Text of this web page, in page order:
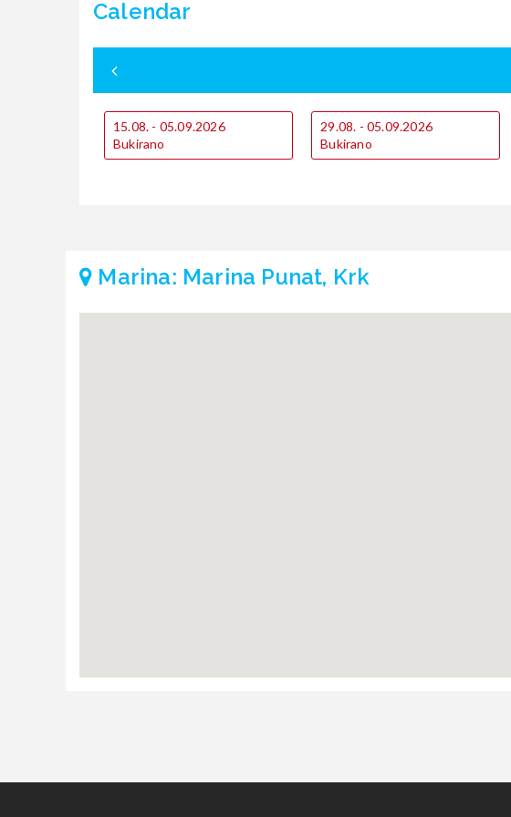
Calendar
15.08. - 05.09.2026
Bukirano
29.08. - 05.09.2026
Bukirano
Marina: Marina Punat, Krk